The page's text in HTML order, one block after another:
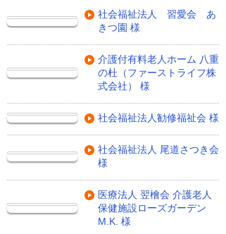
社会福祉法人 習愛会 あ
きつ園 様
介護付有料老人ホーム 八重
の杜（ファーストライフ株
式会社） 様
社会福祉法人勧修福祉会 様
社会福祉法人 尾道さつき会
様
医療法人 翌檜会 介護老人
保健施設ローズガーデン
M.K. 様